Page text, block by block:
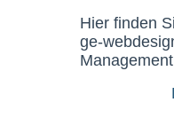
Hier finden
ge-